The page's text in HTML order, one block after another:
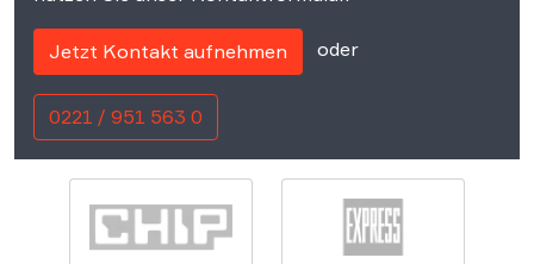
Jetzt Kontakt aufnehmen oder
0221 / 951 563 0